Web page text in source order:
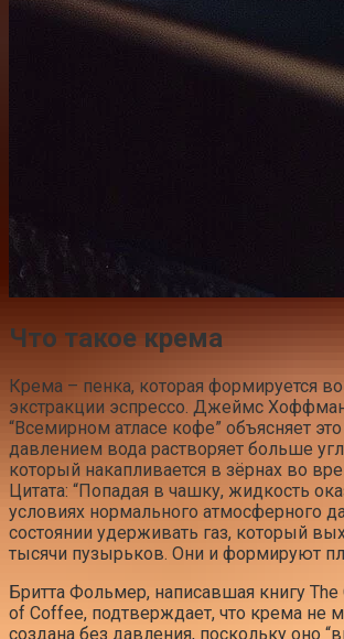
Что такое крема
Крема – пенка, которая формируется
экстракции эспрессо. Джеймс
“Всемирном атласе кофе” объясняет
давлением вода растворяет больше
который накапливается в зёрнах во
Цитата: “Попадая в чашку, жидкость
условиях нормального атмосферного
состоянии удерживать газ, который
тысячи пузырьков. Они и формируют
Бритта Фольмер, написавшая книгу The
of Coffee, подтверждает, что крема не
создана без давления, поскольку оно